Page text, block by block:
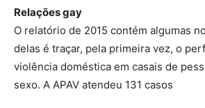
Relações gay
O relatório de 2015 contém algumas
delas é traçar, pela primeira vez, o
violência doméstica em casais de
sexo. A APAV atendeu 131 casos